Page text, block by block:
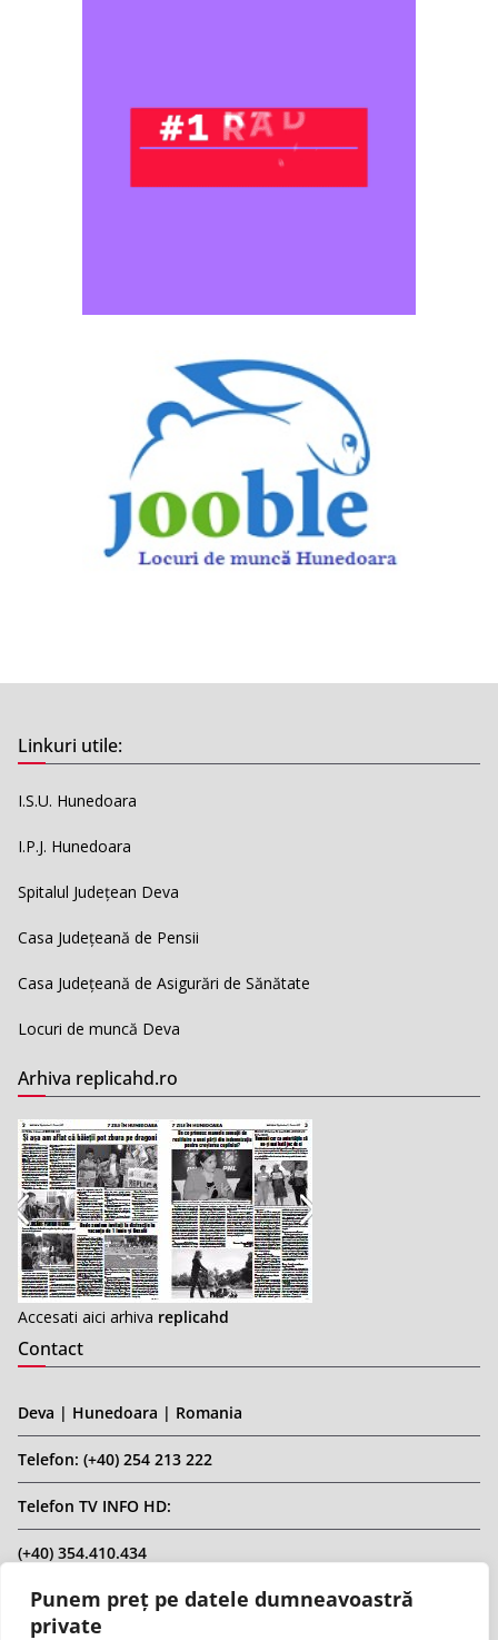
Punem preț pe datele dumneavoastră
private
Linkuri utile:
I.S.U. Hunedoara
I.P.J. Hunedoara
Spitalul Județean Deva
Casa Județeană de Pensii
Casa Județeană de Asigurări de Sănătate
Locuri de muncă Deva
Arhiva replicahd.ro
Accesati aici arhiva replicahd
Contact
Deva | Hunedoara | Romania
Telefon: (+40) 254 213 222
Telefon TV INFO HD:
(+40) 354.410.434
Email: infohd20@gmail.com